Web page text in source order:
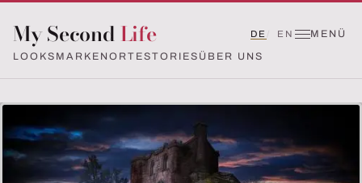
My Second Life
MENÜ
LOOKS MARKEN ORTESTORIES ÜBER UNS
DE EN